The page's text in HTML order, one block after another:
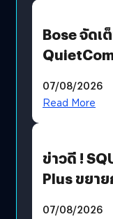
Bose จัดเ
07/08/2026
Read More
ข่าวดี !
Plus ขยา
07/08/2026